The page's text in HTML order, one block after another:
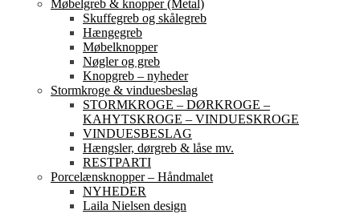
Møbelgreb & knopper (Metal)
Skuffegreb og skålegreb
Hængegreb
Møbelknopper
Nøgler og greb
Knopgreb – nyheder
Stormkroge & vinduesbeslag
STORMKROGE – DØRKROGE –
KAHYTSKROGE – VINDUESKROGE
VINDUESBESLAG
Hængsler, dørgreb & låse mv.
RESTPARTI
Porcelænsknopper – Håndmalet
NYHEDER
Laila Nielsen design